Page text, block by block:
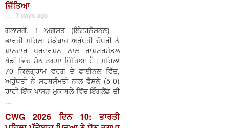
ਜਿੱਤਿਆ
. . . 7 days ago
ਗਲਾਸਗੋ, 1 ਅਗਸਤ (ਇੰਟਰਨੈਸ਼ਨਲ) –
ਭਾਰਤੀ ਮਹਿਲਾ ਮੁੱਕੇਬਾਜ਼ ਅਰੁੰਧਤੀ ਚੌਧਰੀ ਨੇ
ਸ਼ਾਨਦਾਰ ਪ੍ਰਦਰਸ਼ਨ ਨਾਲ ਰਾਸ਼ਟਰਮੰਡਲ
ਖੇਡਾਂ ਵਿੱਚ ਸੋਨ ਤਗਮਾ ਜਿੱਤਿਆ ਹੈ। ਮਹਿਲਾ
70 ਕਿਲੋਗ੍ਰਾਮ ਵਰਗ ਦੇ ਫਾਈਨਲ ਵਿੱਚ,
ਅਰੁੰਧਤੀ ਨੇ ਸਰਬਸੰਮਤੀ ਨਾਲ ਫੈਸਲੇ (5-0)
ਰਾਹੀਂ ਇੱਕ ਪਾਸੜ ਮੁਕਾਬਲੇ ਵਿੱਚ ਇੰਗਲੈਂਡ ਦੀ
...
CWG 2026 ਦਿਨ 10: ਭਾਰਤੀ